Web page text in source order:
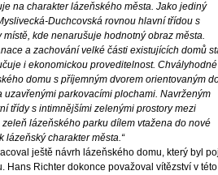
na charakter lázeňského města. Jako jediný
Duchcovská rovnou hlavní třídou s
kde nenarušuje hodnotný obraz města.
a zachování velké části existujících domů
i ekonomickou proveditelnost.
domu s příjemným dvorem orientovaným
uzavřenými parkovacími plochami. Navrženým
třídy s intimnějšími zelenými prostory mezi
lázeňského parku dílem vtažena do nové
lázeňský charakter města.“
ještě návrh lázeňského domu, který byl
Hans Richter dokonce považoval vítězství v této